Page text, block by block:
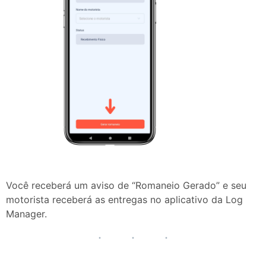
Você receberá um aviso de “Romaneio Gerado” e seu
motorista receberá as entregas no aplicativo da Log
Manager.